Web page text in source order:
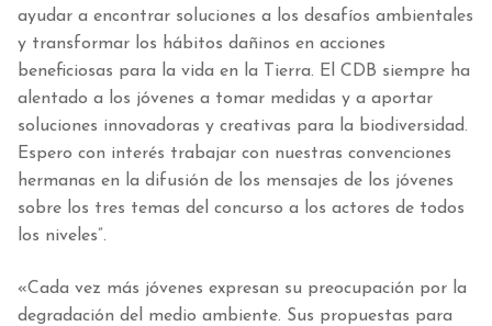
ayudar a encontrar soluciones a los desafíos ambientales
y transformar los hábitos dañinos en acciones
beneficiosas para la vida en la Tierra. El CDB siempre ha
alentado a los jóvenes a tomar medidas y a aportar
soluciones innovadoras y creativas para la biodiversidad.
Espero con interés trabajar con nuestras convenciones
hermanas en la difusión de los mensajes de los jóvenes
sobre los tres temas del concurso a los actores de todos
los niveles”.
«Cada vez más jóvenes expresan su preocupación por la
degradación del medio ambiente. Sus propuestas para